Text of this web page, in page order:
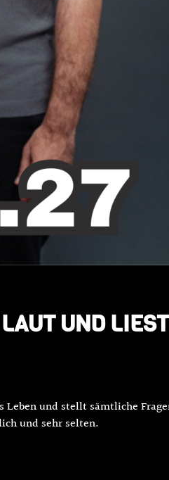
UND
und stellt sämtliche
und sehr selten.